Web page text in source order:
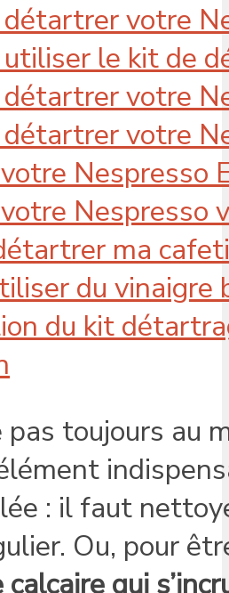
votre
le kit de
votre
votre
Nespresso
Nespresso
ma
du vinaigre
du kit
pas toujours au
: il faut
Ou, pour
calcaire qui